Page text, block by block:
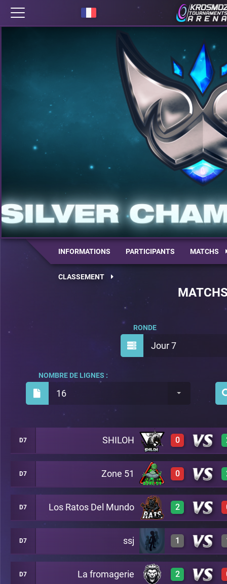
INFORMATIONS PARTICIPANTS MATCHS
CLASSEMENT
Jour 7
RONDE
16
NOMBRE DE LIGNES :
D7 SHILOH 0
0 A22
0 A22
D7 Zone 51 0
0 A22
0 A22
D7 Los Ratos Del Mundo 2
3 A22
D7 ssj 1
3 A22
D7 La fromagerie 2